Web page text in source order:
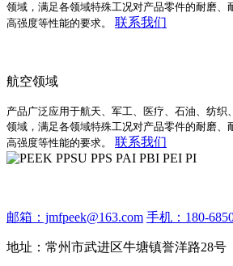
领域，满足各领域特殊工况对产品零件的耐磨、
高强度等性能的要求。
联系我们
航空领域
产品广泛应用于航天、军工、医疗、石油、纺织
领域，满足各领域特殊工况对产品零件的耐磨、
高强度等性能的要求。
联系我们
邮箱：jmfpeek@163.com 手机：180-
地址：常州市武进区牛塘镇誉洋路28号